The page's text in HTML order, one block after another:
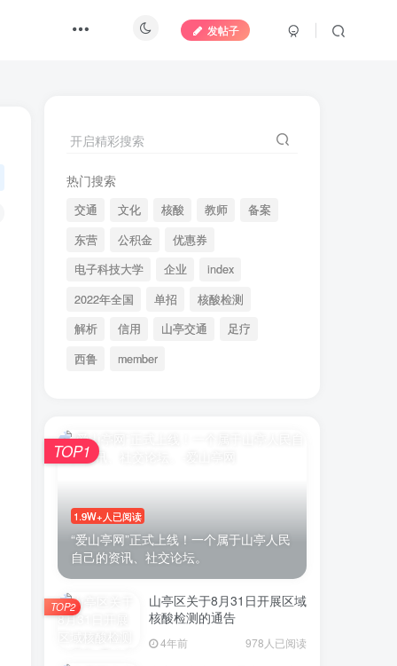
发帖子
开启精彩搜索
热门搜索
交通 文化 核酸 教师
备案
东营
公积金
优惠券
电子科技大学
企业
index
2022年全国
单招
核酸检测
解析
信用 山亭交通
足疗
西鲁
member
1.9W+人已阅读
“爱山亭网”正式上线！一个属于山亭人民
自己的资讯、社交论坛。
TOP1
山亭区关于8月31日开展区域
核酸检测的通告
4年前 978人已阅读
TOP2
微信登录